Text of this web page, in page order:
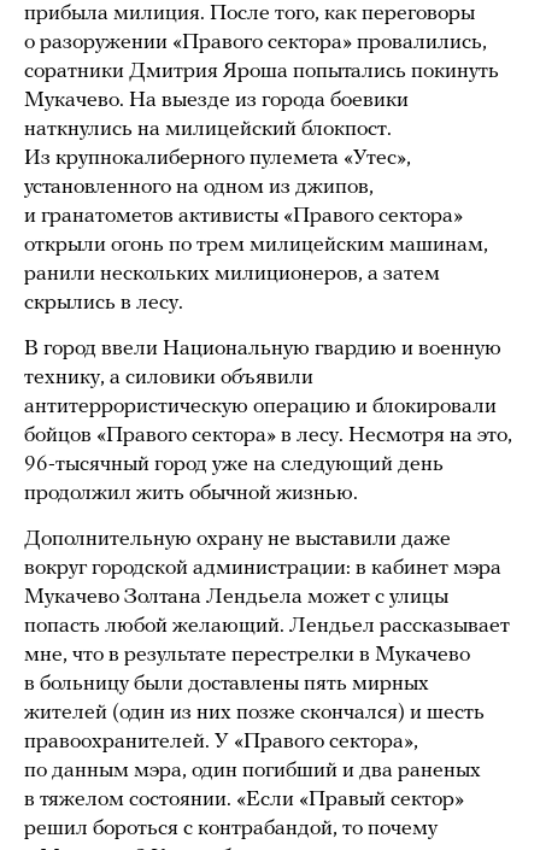
прибыла милиция. После того, как переговоры
о разоружении «Правого сектора» провалились,
соратники Дмитрия Яроша попытались покинуть
Мукачево. На выезде из города боевики
наткнулись на милицейский блокпост.
Из крупнокалиберного пулемета «Утес»,
установленного на одном из джипов,
и гранатометов активисты «Правого сектора»
открыли огонь по трем милицейским машинам,
ранили нескольких милиционеров, а затем
скрылись в лесу.
В город ввели Национальную гвардию и военную
технику, а силовики объявили
антитеррористическую операцию и блокировали
бойцов «Правого сектора» в лесу. Несмотря на это,
96-тысячный город уже на следующий день
продолжил жить обычной жизнью.
Дополнительную охрану не выставили даже
вокруг городской администрации: в кабинет мэра
Мукачево Золтана Лендьела может с улицы
попасть любой желающий. Лендьел рассказывает
мне, что в результате перестрелки в Мукачево
в больницу были доставлены пять мирных
жителей (один из них позже скончался) и шесть
правоохранителей. У «Правого сектора»,
по данным мэра, один погибший и два раненых
в тяжелом состоянии. «Если «Правый сектор»
решил бороться с контрабандой, то почему